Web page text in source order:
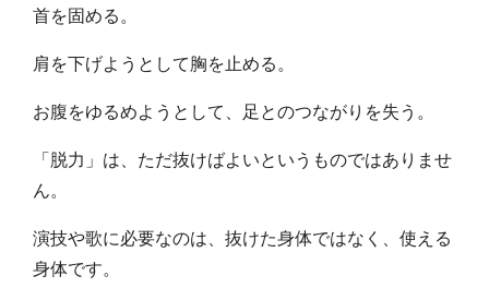
首を固める。
肩を下げようとして胸を止める。
お腹をゆるめようとして、足とのつながりを失う。
「脱力」は、ただ抜けばよいというものではありませ
ん。
演技や歌に必要なのは、抜けた身体ではなく、使える
身体です。